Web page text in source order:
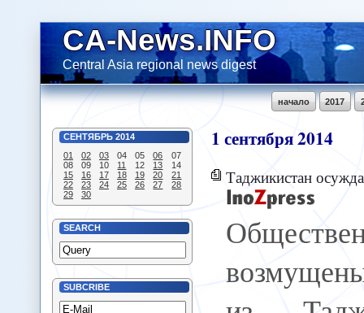
CA-News.INFO
Central Asia regional news digest
2017
начало
СЕНТЯБРЬ 2014
01
02 03 04 05 06
07
08
09 10 11 12 13
14
15
16 17 18 19 20
21
22
23 24 25 26 27
28
29
30
SEARCH
SUBCRIBE
1сентября2014
Таджикистан осуждает